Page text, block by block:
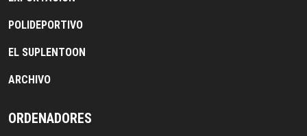
POLIDEPORTIVO
EL SUPLENTOON
ARCHIVO
ORDENADORES